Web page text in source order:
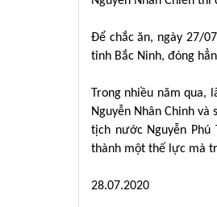
Để chắc ăn, ngày 27/
tỉnh Bắc Ninh, đóng
Trong nhiều năm qua,
Nguyễn Nhân Chinh
tịch nước Nguyễn
thành một thế lực mà
28.07.2020